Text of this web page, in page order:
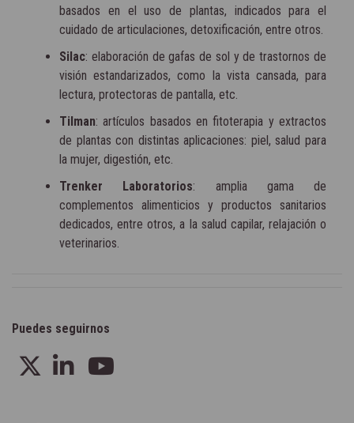
basados en el uso de plantas, indicados para el
cuidado de articulaciones, detoxificación, entre otros.
Silac: elaboración de gafas de sol y de trastornos de
visión estandarizados, como la vista cansada, para
lectura, protectoras de pantalla, etc.
Tilman: artículos basados en fitoterapia y extractos
de plantas con distintas aplicaciones: piel, salud para
la mujer, digestión, etc.
Trenker Laboratorios: amplia gama de
complementos alimenticios y productos sanitarios
dedicados, entre otros, a la salud capilar, relajación o
veterinarios.
Puedes seguirnos